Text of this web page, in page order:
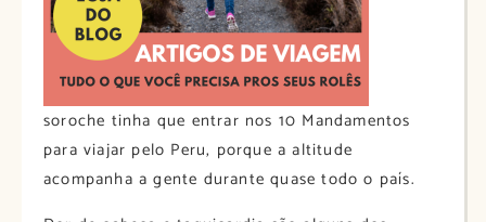
soroche tinha que entrar nos 10 Mandamentos
para viajar pelo Peru, porque a altitude
acompanha a gente durante quase todo o país.